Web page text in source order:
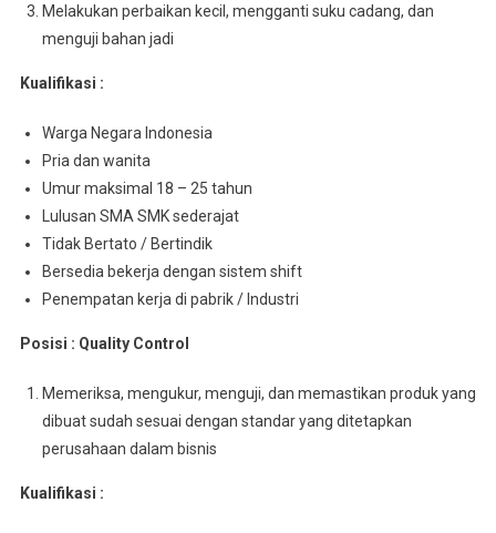
Melakukan perbaikan kecil, mengganti suku cadang, dan
menguji bahan jadi
Kualifikasi :
Warga Negara Indonesia
Pria dan wanita
Umur maksimal 18 – 25 tahun
Lulusan SMA SMK sederajat
Tidak Bertato / Bertindik
Bersedia bekerja dengan sistem shift
Penempatan kerja di pabrik / Industri
Posisi : Quality Control
Memeriksa, mengukur, menguji, dan memastikan produk yang
dibuat sudah sesuai dengan standar yang ditetapkan
perusahaan dalam bisnis
Kualifikasi :